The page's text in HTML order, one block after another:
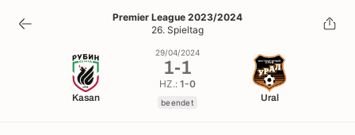
1-1
beendet
Premier League 2023/2024
26. Spieltag
Kasan
29/04/2024
1-1
HZ.: 1-0
beendet Ural